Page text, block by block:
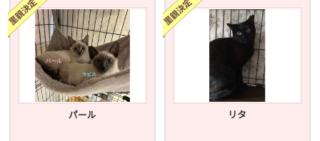
パール リタ